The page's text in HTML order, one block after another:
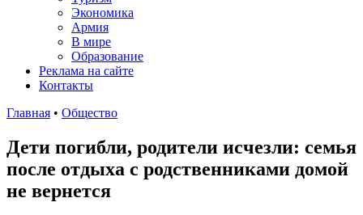
Экономика
Армия
В мире
Образование
Реклама на сайте
Контакты
Главная • Общество
Дети погибли, родители исчезли: семья
после отдыха с родственниками домой
не вернется